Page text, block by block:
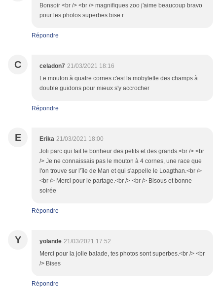
Bonsoir <br /> <br /> magnifiques zoo j'aime beaucoup bravo
pour les photos superbes bise r
Répondre
C celadon7 21/03/2021 18:16
Le mouton à quatre cornes c'est la mobylette des champs à
double guidons pour mieux s'y accrocher
Répondre
E Erika 21/03/2021 18:00
Joli parc qui fait le bonheur des petits et des grands.<br /> <br
/> Je ne connaissais pas le mouton à 4 cornes, une race que
l'on trouve sur l’île de Man et qui s'appelle le Loagthan.<br />
<br /> Merci pour le partage.<br /> <br /> Bisous et bonne
soirée
Répondre
Y yolande 21/03/2021 17:52
Merci pour la jolie balade, tes photos sont superbes.<br /> <br
/> Bises
Répondre